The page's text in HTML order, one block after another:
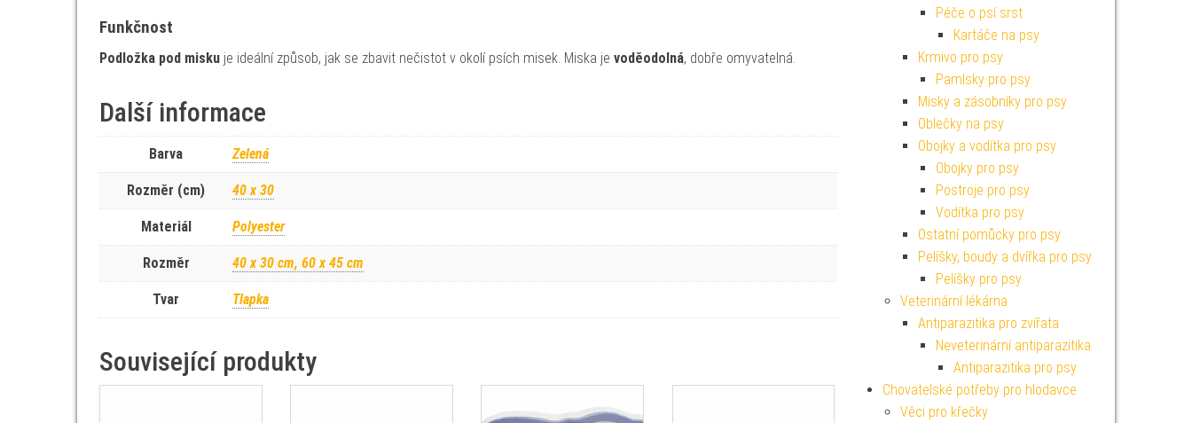
Funkčnost
Podložka pod misku je ideální způsob, jak se zbavit nečistot v okolí psích misek. Miska je voděodolná, dobře omyvatelná.
Další informace
Barva Zelená
Rozměr (cm) 40 x 30
Materiál Polyester
Rozměr 40 x 30 cm, 60 x 45 cm
Tvar Tlapka
Související produkty
Péče o psí srst
Kartáče na psy
Krmivo pro psy
Pamlsky pro psy
Misky a zásobníky pro psy
Oblečky na psy
Obojky a vodítka pro psy
Obojky pro psy
Postroje pro psy
Vodítka pro psy
Ostatní pomůcky pro psy
Pelíšky, boudy a dvířka pro psy
Pelíšky pro psy
Veterinární lékárna
Antiparazitika pro zvířata
Neveterinární antiparazitika
Antiparazitika pro psy
Chovatelské potřeby pro hlodavce
Věci pro křečky